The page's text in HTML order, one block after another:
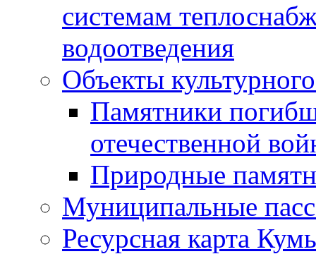
системам
водоотведения
Объекты
Памятники
отечественной
Природные
Муниципальные
Ресурсная карта